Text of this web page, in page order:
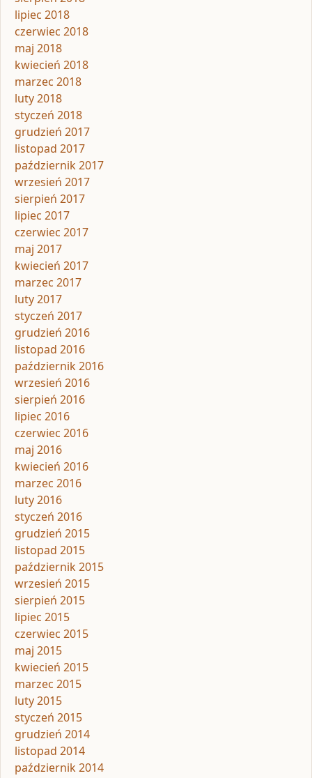
lipiec 2018
czerwiec 2018
maj 2018
kwiecień 2018
marzec 2018
luty 2018
styczeń 2018
grudzień 2017
listopad 2017
październik 2017
wrzesień 2017
sierpień 2017
lipiec 2017
czerwiec 2017
maj 2017
kwiecień 2017
marzec 2017
luty 2017
styczeń 2017
grudzień 2016
listopad 2016
październik 2016
wrzesień 2016
sierpień 2016
lipiec 2016
czerwiec 2016
maj 2016
kwiecień 2016
marzec 2016
luty 2016
styczeń 2016
grudzień 2015
listopad 2015
październik 2015
wrzesień 2015
sierpień 2015
lipiec 2015
czerwiec 2015
maj 2015
kwiecień 2015
marzec 2015
luty 2015
styczeń 2015
grudzień 2014
listopad 2014
październik 2014